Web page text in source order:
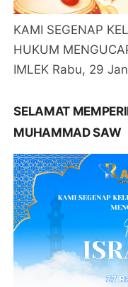
KAMI SEGENAP
HUKUM
IMLEK Rabu, 29
SELAMAT
MUHAMMAD SAW